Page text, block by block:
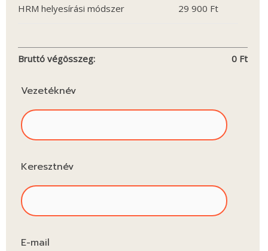
HRM helyesírási módszer 29 900 Ft
Bruttó végösszeg: 0Ft
Vezetéknév
Keresztnév
E-mail